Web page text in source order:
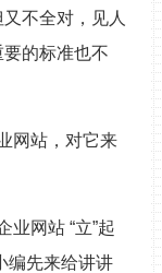
不全对，见人
的标准也不
网站，对它来
网站 “立”起
编先来给讲讲